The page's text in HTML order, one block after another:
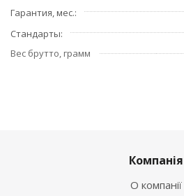
Гарантия, мес.
Стандарты
Вес брутто, грамм
Компанія
О компанії